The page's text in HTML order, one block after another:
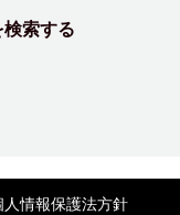
索する
人情報保護法方針